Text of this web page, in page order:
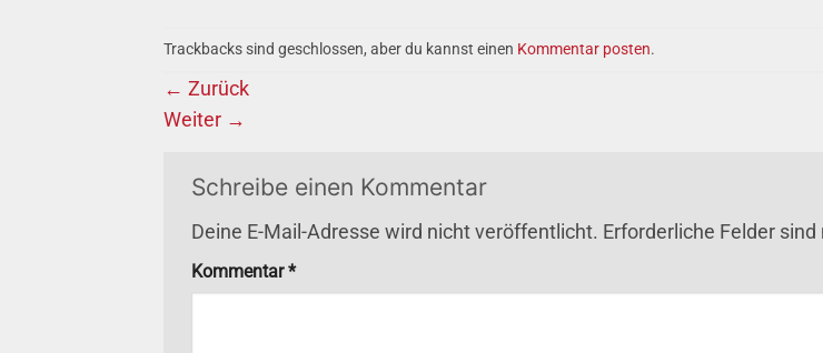
Trackbacks sind geschlossen, aber du kannst einen Kommentar posten.
← Zurück
Weiter →
Schreibe einen Kommentar
Deine E-Mail-Adresse wird nicht veröffentlicht. Erforderliche Felder sind
Kommentar*